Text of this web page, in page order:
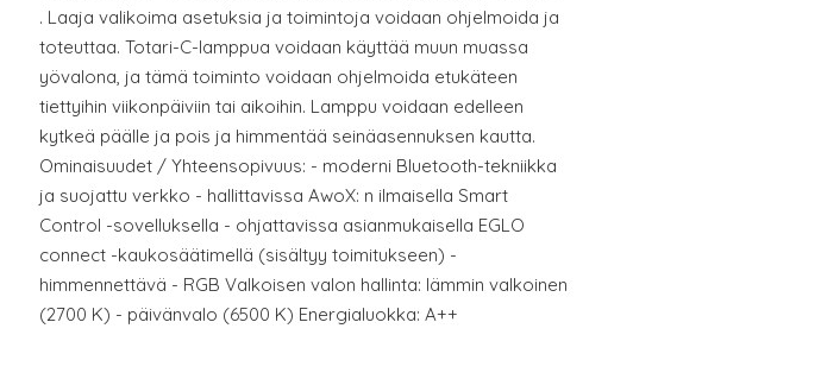
. Laaja valikoima asetuksia ja toimintoja voidaan ohjelmoida ja
toteuttaa. Totari-C-lamppua voidaan käyttää muun muassa
yövalona, ja tämä toiminto voidaan ohjelmoida etukäteen
tiettyihin viikonpäiviin tai aikoihin. Lamppu voidaan edelleen
kytkeä päälle ja pois ja himmentää seinäasennuksen kautta.
Ominaisuudet / Yhteensopivuus: - moderni Bluetooth-tekniikka
ja suojattu verkko - hallittavissa AwoX: n ilmaisella Smart
Control -sovelluksella - ohjattavissa asianmukaisella EGLO
connect -kaukosäätimellä (sisältyy toimitukseen) -
himmennettävä - RGB Valkoisen valon hallinta: lämmin valkoinen
(2700 K) - päivänvalo (6500 K) Energialuokka: A++